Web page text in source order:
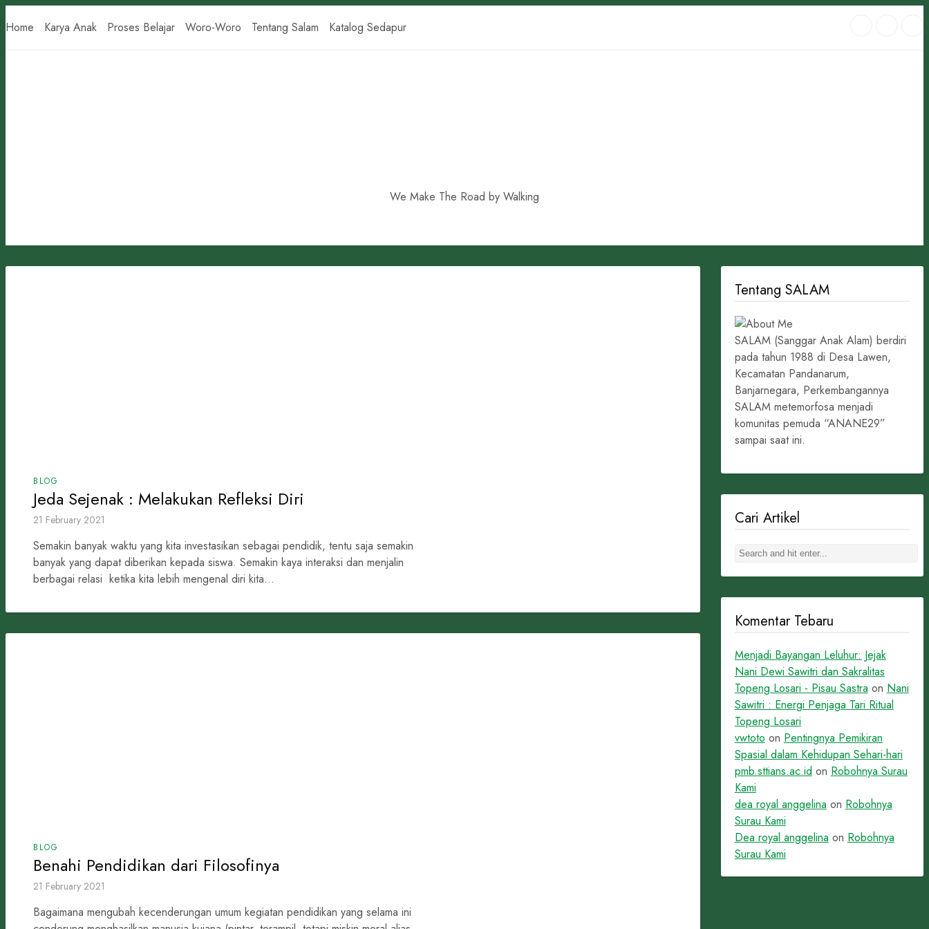
to
Home Karya Anak Proses Belajar Woro-Woro Tentang Salam Katalog Sedapur
We Make The Road by Walking
BLOG
Jeda Sejenak : Melakukan Refleksi Diri
21 February 2021
Semakin banyak waktu yang kita investasikan sebagai pendidik, tentu saja semakin
banyak yang dapat diberikan kepada siswa. Semakin kaya interaksi dan menjalin
berbagai relasi ketika kita lebih mengenal diri kita...
BLOG
Benahi Pendidikan dari Filosofinya
21 February 2021
Bagaimana mengubah kecenderungan umum kegiatan pendidikan yang selama ini
Tentang SALAM
SALAM (Sanggar Anak Alam) berdiri
pada tahun 1988 di Desa Lawen,
Kecamatan Pandanarum,
Banjarnegara, Perkembangannya
SALAM metemorfosa menjadi
komunitas pemuda “ANANE29”
sampai saat ini.
Cari Artikel
Komentar Tebaru
Menjadi Bayangan Leluhur: Jejak
Nani Dewi Sawitri dan Sakralitas
Topeng Losari - Pisau Sastra on Nani
Sawitri : Energi Penjaga Tari Ritual
Topeng Losari
vwtoto on Pentingnya Pemikiran
Spasial dalam Kehidupan Sehari-hari
pmb.sttians.ac.id on Robohnya Surau
Kami
dea royal anggelina on Robohnya
Surau Kami
Dea royal anggelina on Robohnya
Surau Kami